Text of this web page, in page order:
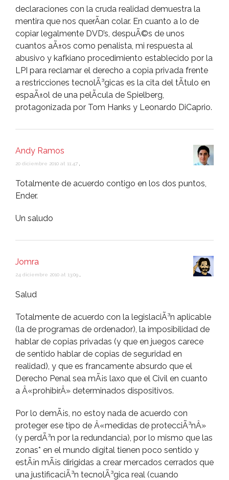
declaraciones con la cruda realidad demuestra la
mentira que nos querÃ­an colar. En cuanto a lo de
copiar legalmente DVD’s, despuÃ©s de unos
cuantos aÃ±os como penalista, mi respuesta al
abusivo y kafkiano procedimiento establecido por la
LPI para reclamar el derecho a copia privada frente
a restricciones tecnolÃ³gicas es la cita del tÃ­tulo en
espaÃ±ol de una pelÃ­cula de Spielberg,
protagonizada por Tom Hanks y Leonardo DiCaprio.
Andy Ramos
20 diciembre 2010 at 11:47
Totalmente de acuerdo contigo en los dos puntos,
Ender.
Un saludo
Jomra
24 diciembre 2010 at 13:09
Salud
Totalmente de acuerdo con la legislaciÃ³n aplicable
(la de programas de ordenador), la imposibilidad de
hablar de copias privadas (y que en juegos carece
de sentido hablar de copias de seguridad en
realidad), y que es francamente absurdo que el
Derecho Penal sea mÃ¡s laxo que el Civil en cuanto
a Â«prohibirÂ» determinados dispositivos.
Por lo demÃ¡s, no estoy nada de acuerdo con
proteger ese tipo de Â«medidas de protecciÃ³nÂ»
(y perdÃ³n por la redundancia), por lo mismo que las
zonas* en el mundo digital tienen poco sentido y
estÃ¡n mÃ¡s dirigidas a crear mercados cerrados que
una justificaciÃ³n tecnolÃ³gica real (cuando